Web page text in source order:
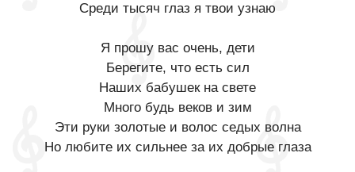
Среди тысяч глаз я твои узнаю
Я прошу вас очень, дети
Берегите, что есть сил
Наших бабушек на свете
Много будь веков и зим
Эти руки золотые и волос седых волна
Но любите их сильнее за их добрые глаза